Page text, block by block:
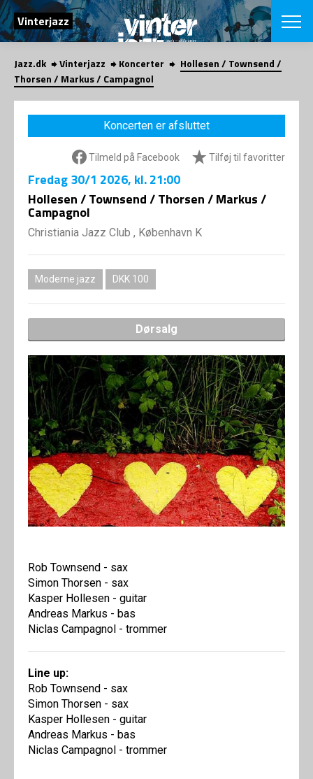
SØG
Vinterjazz
English
VÆLG
VINTERJAZZ
Temaer
LOCATIONS
App
INFO
Jazz.dk Vinterjazz Koncerter
Hollesen / Townsend /
Thorsen / Markus / Campagnol
Koncerten er afsluttet
Tilmeld på Facebook Tilføj til favoritter
Fredag30/1 2026, kl. 21:00
Hollesen / Townsend / Thorsen / Markus /
Campagnol
Christiania Jazz Club , København K
Moderne jazz DKK 100
Dørsalg
Rob Townsend - sax
Simon Thorsen - sax
Kasper Hollesen - guitar
Andreas Markus - bas
Niclas Campagnol - trommer
Line up:
Rob Townsend - sax
Simon Thorsen - sax
Kasper Hollesen - guitar
Andreas Markus - bas
Niclas Campagnol - trommer